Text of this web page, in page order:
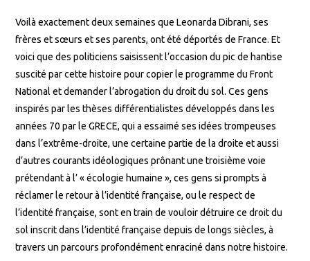
Voilà exactement deux semaines que Leonarda Dibrani, ses
frères et sœurs et ses parents, ont été déportés de France. Et
voici que des politiciens saisissent l’occasion du pic de hantise
suscité par cette histoire pour copier le programme du Front
National et demander l’abrogation du droit du sol. Ces gens
inspirés par les thèses différentialistes développés dans les
années 70 par le GRECE, qui a essaimé ses idées trompeuses
dans l’extrême-droite, une certaine partie de la droite et aussi
d’autres courants idéologiques prônant une troisième voie
prétendant à l’ « écologie humaine », ces gens si prompts à
réclamer le retour à l’identité française, ou le respect de
l’identité française, sont en train de vouloir détruire ce droit du
sol inscrit dans l’identité française depuis de longs siècles, à
travers un parcours profondément enraciné dans notre histoire.